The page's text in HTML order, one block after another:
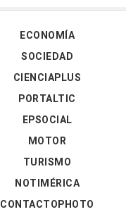
ECONOMÍA
SOCIEDAD
CIENCIAPLUS
PORTALTIC
EPSOCIAL
MOTOR
TURISMO
NOTIMÉRICA
CONTACTOPHOTO